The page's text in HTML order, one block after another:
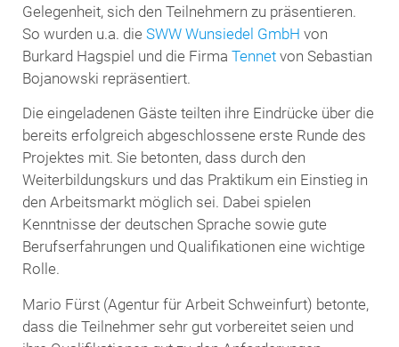
Gelegenheit, sich den Teilnehmern zu präsentieren.
So wurden u.a. die SWW Wunsiedel GmbH von
Burkard Hagspiel und die Firma Tennet von Sebastian
Bojanowski repräsentiert.
Die eingeladenen Gäste teilten ihre Eindrücke über die
bereits erfolgreich abgeschlossene erste Runde des
Projektes mit. Sie betonten, dass durch den
Weiterbildungskurs und das Praktikum ein Einstieg in
den Arbeitsmarkt möglich sei. Dabei spielen
Kenntnisse der deutschen Sprache sowie gute
Berufserfahrungen und Qualifikationen eine wichtige
Rolle.
Mario Fürst (Agentur für Arbeit Schweinfurt) betonte,
dass die Teilnehmer sehr gut vorbereitet seien und